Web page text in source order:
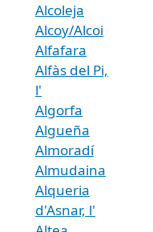
Alcoleja
Alcoy/Alcoi
Alfafara
Alfàs del Pi,
l'
Algorfa
Algueña
Almoradí
Almudaina
Alqueria
d'Asnar, l'